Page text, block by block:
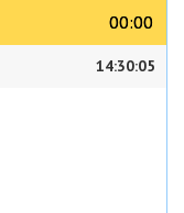
00:00
00:00
14:30:05